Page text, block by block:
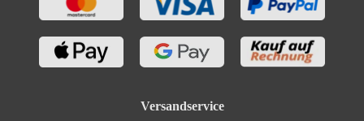
Versandservice